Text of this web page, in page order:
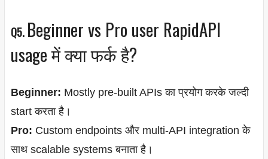
Q5. Beginner vs Pro user RapidAPI
usage में क्या फर्क है?
Beginner: Mostly pre-built APIs का प्रयोग करके जल्दी
start करता है।
Pro: Custom endpoints और multi-API integration के
साथ scalable systems बनाता है।